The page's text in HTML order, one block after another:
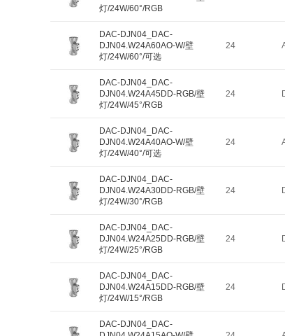
灯/24W/60°/RGB
DAC-DJN04_DAC-
DJN04.W24A60AO-W/壁
灯/24W/60°/可选
24
DAC-DJN04_DAC-
DJN04.W24A45DD-RGB/壁
灯/24W/45°/RGB
24
DAC-DJN04_DAC-
DJN04.W24A40AO-W/壁
灯/24W/40°/可选
24
DAC-DJN04_DAC-
DJN04.W24A30DD-RGB/壁
灯/24W/30°/RGB
24
DAC-DJN04_DAC-
DJN04.W24A25DD-RGB/壁
灯/24W/25°/RGB
24
DAC-DJN04_DAC-
DJN04.W24A15DD-RGB/壁
灯/24W/15°/RGB
24
DAC-DJN04_DAC-